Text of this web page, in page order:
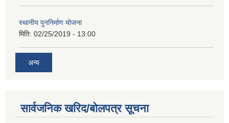
स्थानीय पुननिर्माण योजना
मिति: 02/25/2019 - 13:00
अन्य
सार्वजनिक खरिद/बोलपत्र सूचना